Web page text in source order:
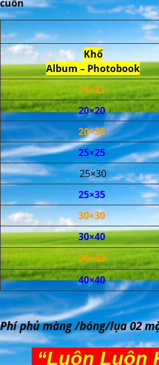
cuốn
Khổ
Album – Photobook
15×21
20×20
20×30
25×25
25×30
25×35
30×30
30×40
30×45
40×40
Phí phủ màng /bóng/lụa 02
“Luôn Luôn